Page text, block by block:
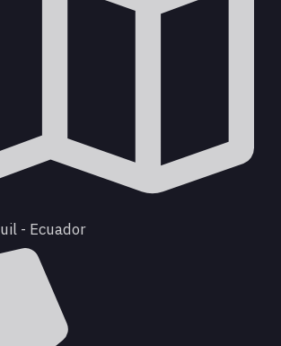
- Ecuador